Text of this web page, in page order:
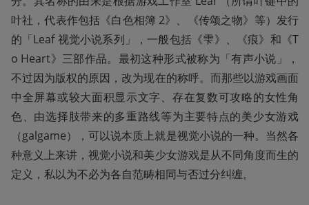
叶社，代表作包括《白色相簿 2》、《传颂之物》等）发行
的「Leaf 视觉小说系列」，一般包括《雫》、《痕》和《T
o Heart》三部作品。最初这种形式被称为「有声小说」，
不过因为版权的原因，改为现在的称呼。而那些以游戏画面
中全屏幕或较大面积显示文字、存在复数可攻略的女性角
色、由选择肢带来的多重路线等为主要特点的美少女游戏
（galgame），可以说本质上就是视觉小说的一种。当然各
种意义上来讲，视觉小说和美少女游戏是从不同角度而生的
定义，私以为不必为各自范畴相同与否过分纠缠。